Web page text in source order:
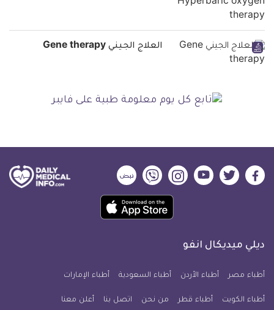
العلاج الجيني Gene therapy
ديلي
فيسبوك
ديلي
تويتر
ديلي
ميديكال
يوتيوب
ديلي
ميديكال
انفو
ديلي
ميديكال
انفو
ديلي
ميديكال
انفو
حمل
تطبيق
معلومة
للآيفون
ديلي ميديكال انفو
أطباء مصر أطباء الأردن أطباء السعودية أطباء الإمارات
أطباء الكويت أطباء قطر من نحن اتصل بنا أعلن معنا